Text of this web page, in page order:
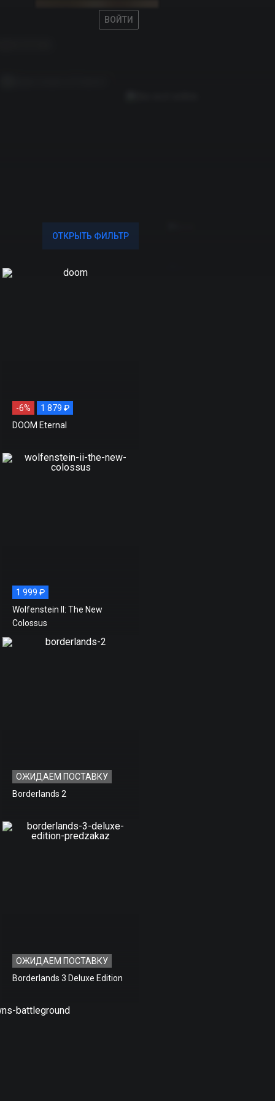
ВОЙТИ
ВОЙТИ
ОТКРЫТЬ ФИЛЬТР
ОТКРЫТЬ ФИЛЬТР
-6%
1 879 ₽
DOOM Eternal
1 999 ₽
Wolfenstein II: The New
Colossus
ОЖИДАЕМ ПОСТАВКУ
Borderlands 2
ОЖИДАЕМ ПОСТАВКУ
Borderlands 3 Deluxe Edition